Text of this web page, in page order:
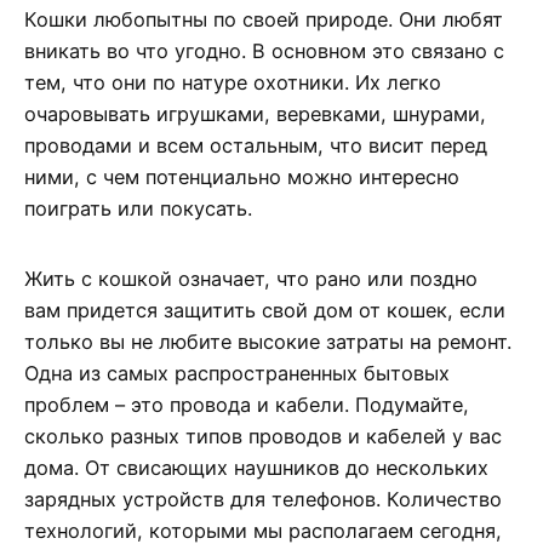
Кошки любопытны по своей природе. Они любят
вникать во что угодно. В основном это связано с
тем, что они по натуре охотники. Их легко
очаровывать игрушками, веревками, шнурами,
проводами и всем остальным, что висит перед
ними, с чем потенциально можно интересно
поиграть или покусать.
Жить с кошкой означает, что рано или поздно
вам придется защитить свой дом от кошек, если
только вы не любите высокие затраты на ремонт.
Одна из самых распространенных бытовых
проблем – это провода и кабели. Подумайте,
сколько разных типов проводов и кабелей у вас
дома. От свисающих наушников до нескольких
зарядных устройств для телефонов. Количество
технологий, которыми мы располагаем сегодня,